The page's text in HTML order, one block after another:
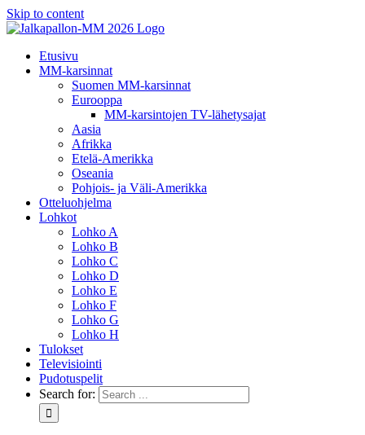
Skip to content
Etusivu
MM-karsinnat
Suomen MM-karsinnat
Eurooppa
MM-karsintojen TV-lähetysajat
Aasia
Afrikka
Etelä-Amerikka
Oseania
Pohjois- ja Väli-Amerikka
Otteluohjelma
Lohkot
Lohko A
Lohko B
Lohko C
Lohko D
Lohko E
Lohko F
Lohko G
Lohko H
Tulokset
Televisiointi
Pudotuspelit
Search for: